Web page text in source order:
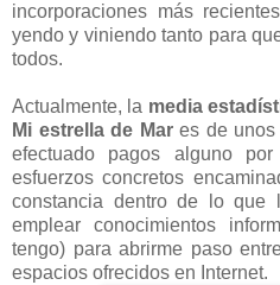
incorporaciones más
yendo y viniendo tanto para
todos.
Actualmente, la media
Mi estrella de Mares de unos
efectuado pagos alguno
esfuerzos concretos
constancia dentro de lo
emplear conocimientos
tengo) para abrirme paso
espacios ofrecidos en Internet.